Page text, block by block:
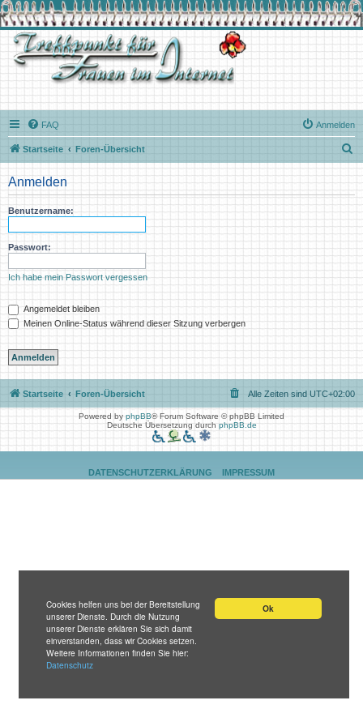
Ok
Cookies helfen uns bei der Bereitstellung
unserer Dienste. Durch die Nutzung
unserer Dienste erklären Sie sich damit
einverstanden, dass wir Cookies setzen.
Weitere Informationen finden Sie hier:
Datenschutz
FAQ Anmelden
Startseite Foren-Übersicht
u
h
e
Anmelden
Benutzername:
Passwort:
Ich habe mein Passwort vergessen
Angemeldet bleiben
Meinen Online-Status während dieser Sitzung verbergen
Startseite Foren-Übersicht Alle Zeiten sind UTC+02:00
Powered by phpBB® Forum Software © phpBB Limited
Deutsche Übersetzung durchphpBB.de
DATENSCHUTZERKLÄRUNG IMPRESSUM